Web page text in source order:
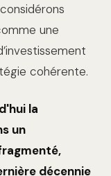
une
cohérente.
la
un
décennie